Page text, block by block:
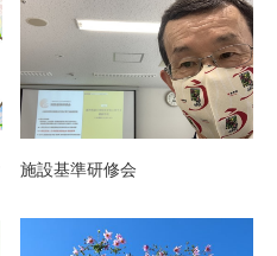
施設基準研修会